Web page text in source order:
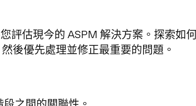
評估現今的 ASPM 解決方案。探索如
後優先處理並修正最重要的問題。